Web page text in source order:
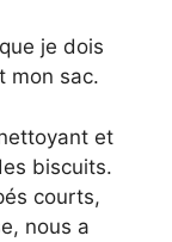
je dois
mon sac.
et
biscuits.
courts,
nous a